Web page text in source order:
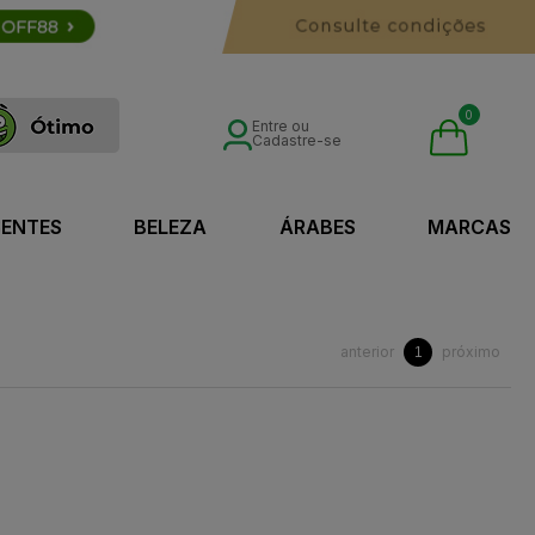
Entre ou
Cadastre-se
0
BELEZA ÁRABES MARCAS
anterior 1 próximo